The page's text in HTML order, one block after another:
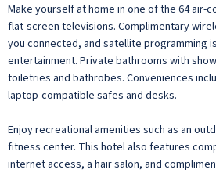
Make yourself at home in one of the 64 air-
flat-screen televisions. Complimentary
you connected, and satellite programming
entertainment. Private bathrooms with
toiletries and bathrobes. Conveniences
laptop-compatible safes and desks.
Enjoy recreational amenities such as an
fitness center. This hotel also features
internet access, a hair salon, and